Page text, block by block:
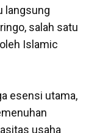
langsung
salah satu
Islamic
esensi utama,
usaha